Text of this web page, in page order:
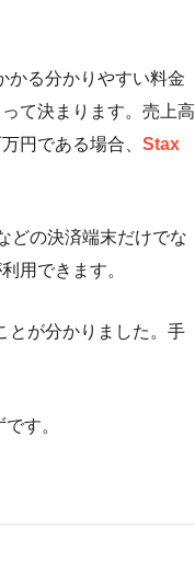
かる分かりやすい料金
て決まります。売上高
円である場合、 Stax
どの決済端末だけでな
用できます。
とが分かりました。手
す。